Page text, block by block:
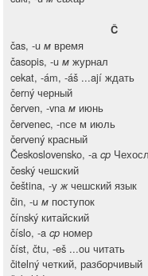
Č
čas, -u м время
časopis, -u м журнал
cekat, -ám, -áš ...ají ждать
černý черный
červen, -vna м июнь
červenec, -nсе м июль
červený красный
Československo, -аcp
český чешский
čeština, -уж чешский язык
čin, -u м поступок
čínský китайский
číslo, -a cp номер
číst, čtu, -eš ...ou читать
čitelný четкий, разборчивый